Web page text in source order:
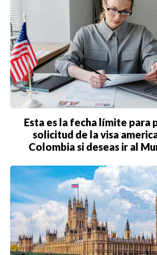
Esta es la fecha límite para
solicitud de la visa
Colombia si deseas ir al